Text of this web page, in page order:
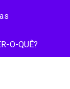
O-QUÊ?